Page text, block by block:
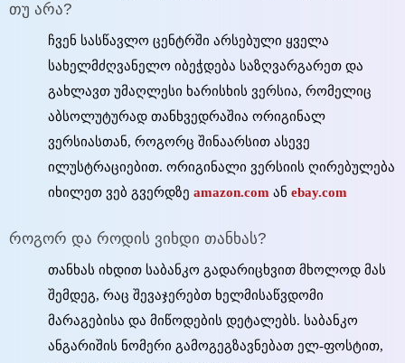
თუ არა?
ჩვენ სასწავლო ცენტრში არსებული ყველა
სახელმძღვანელო იბეჭდება საზღვარგარეთ და
გახლავთ უმაღლესი ხარისხის ვერსია, რომელიც
აბსოლუტურად თანხვედრაშია ორიგინალ
ვერსიასთან, როგორც შინაარსით ასევე
ილუსტრაციებით. ორიგინალი ვერსიის ღირებულება
იხილეთ ვებ გვერდზე amazon.com ან ebay.com
როგორ და როდის ვიხდი თანხას?
თანხას იხდით საბანკო გადარიცხვით მხოლოდ მას
შემდეგ, რაც შევაჯერებთ ხელმისაწვდომი
მარაგებისა და მიწოდების დეტალებს. საბანკო
ანგარიშის ნომერი გამოგეგზავნებათ ელ-ფოსტით,